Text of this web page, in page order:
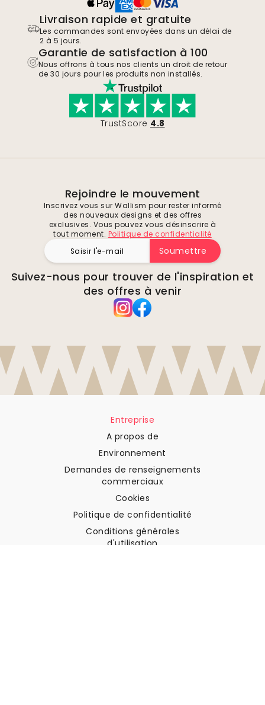
Livraison rapide et gratuite
Les commandes sont envoyées dans un délai de
2 à 5 jours.
Garantie de satisfaction à 100
Nous offrons à tous nos clients un droit de retour
de 30 jours pour les produits non installés.
TrustScore 4.8
Rejoindre le mouvement
Inscrivez vous sur Wallism pour rester informé
des nouveaux designs et des offres
exclusives. Vous pouvez vous désinscrire à
tout moment. Politique de confidentialité
Soumettre
Suivez-nous pour trouver de l'inspiration et
des offres à venir
Entreprise
A propos de
Environnement
Demandes de renseignements
commerciaux
Cookies
Politique de confidentialité
Conditions générales
d'utilisation